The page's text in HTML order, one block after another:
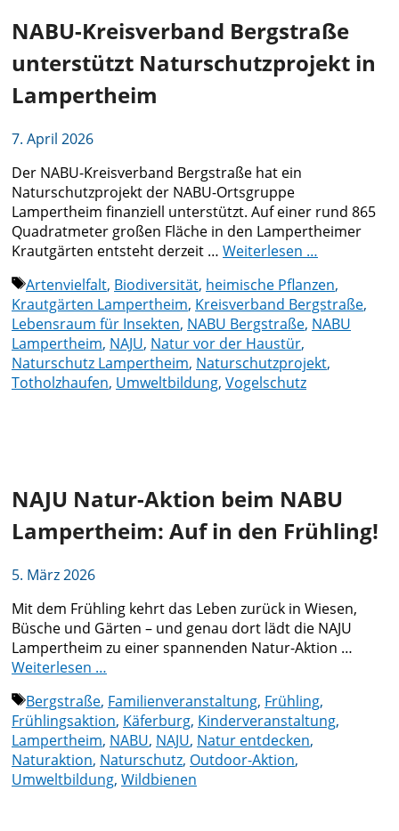
NABU-Kreisverband Bergstraße
unterstützt Naturschutzprojekt in
Lampertheim
7. April 2026
Der NABU-Kreisverband Bergstraße hat ein
Naturschutzprojekt der NABU-Ortsgruppe
Lampertheim finanziell unterstützt. Auf einer rund 865
Quadratmeter großen Fläche in den Lampertheimer
Krautgärten entsteht derzeit … Weiterlesen …
Schlagwörter
Artenvielfalt, Biodiversität, heimische Pflanzen,
Krautgärten Lampertheim, Kreisverband Bergstraße,
Lebensraum für Insekten, NABU Bergstraße, NABU
Lampertheim, NAJU, Natur vor der Haustür,
Naturschutz Lampertheim, Naturschutzprojekt,
Totholzhaufen, Umweltbildung, Vogelschutz
NAJU Natur-Aktion beim NABU
Lampertheim: Auf in den Frühling!
5. März 2026
Mit dem Frühling kehrt das Leben zurück in Wiesen,
Büsche und Gärten – und genau dort lädt die NAJU
Lampertheim zu einer spannenden Natur-Aktion …
Weiterlesen …
Schlagwörter
Bergstraße, Familienveranstaltung, Frühling,
Frühlingsaktion, Käferburg, Kinderveranstaltung,
Lampertheim, NABU, NAJU, Natur entdecken,
Naturaktion, Naturschutz, Outdoor-Aktion,
Umweltbildung, Wildbienen